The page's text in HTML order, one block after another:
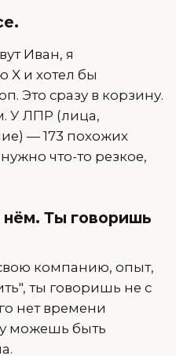
Иван, я
X и хотел бы
Это сразу в корзину.
У ЛПР (лица,
— 173 похожих
что-то резкое,
Ты говоришь
компанию, опыт,
ты говоришь не с
нет времени
можешь быть